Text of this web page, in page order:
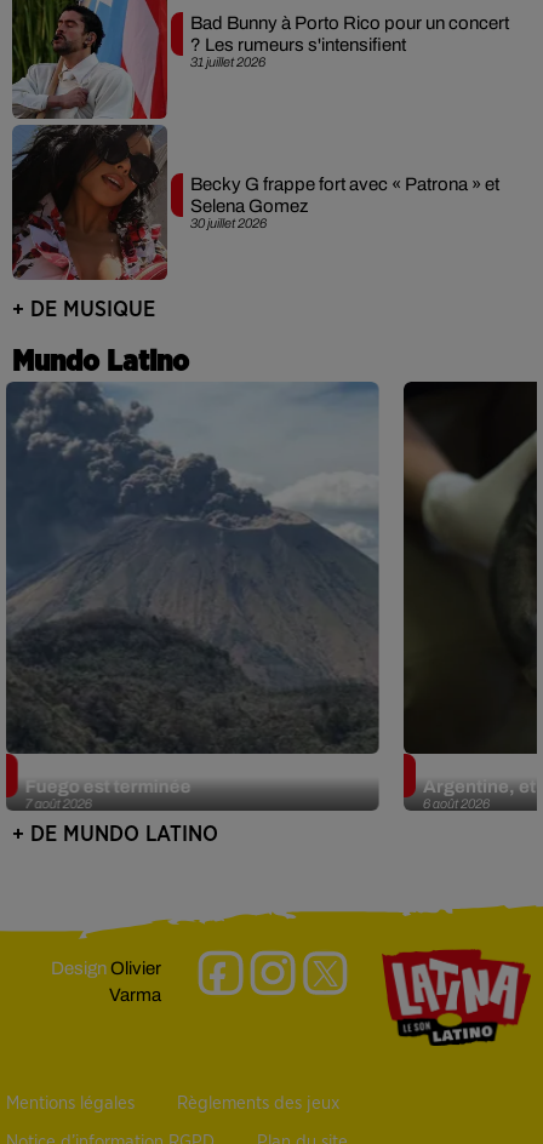
31 juillet 2026
Bad Bunny à Porto Rico pour un concert
? Les rumeurs s'intensifient
30 juillet 2026
Becky G frappe fort avec « Patrona » et
Selena Gomez
+ DE MUSIQUE
Mundo Latino
7 août 2026
Fuego est terminée
6 août 2026
Argentine, et
+ DE MUNDO LATINO
DesignOlivier
Varma
Mentions légales Règlements des jeux